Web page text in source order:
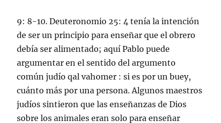
9: 8-10. Deuteronomio 25: 4 tenía la intención
de ser un principio para enseñar que el obrero
debía ser alimentado; aquí Pablo puede
argumentar en el sentido del argumento
común judío qal vahomer : si es por un buey,
cuánto más por una persona. Algunos maestros
judíos sintieron que las enseñanzas de Dios
sobre los animales eran solo para enseñar